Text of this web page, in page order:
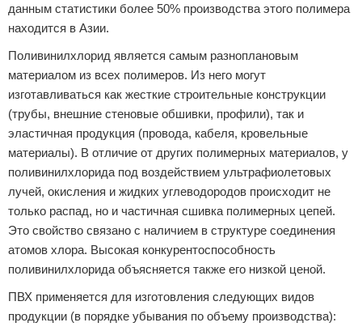
данным статистики более 50% производства этого полимера
находится в Азии.
Поливинилхлорид является самым разноплановым
материалом из всех полимеров. Из него могут
изготавливаться как жесткие строительные конструкции
(трубы, внешние стеновые обшивки, профили), так и
эластичная продукция (провода, кабеля, кровельные
материалы). В отличие от других полимерных материалов, у
поливинилхлорида под воздействием ультрафиолетовых
лучей, окисления и жидких углеводородов происходит не
только распад, но и частичная сшивка полимерных цепей.
Это свойство связано с наличием в структуре соединения
атомов хлора. Высокая конкурентоспособность
поливинилхлорида объясняется также его низкой ценой.
ПВХ применяется для изготовления следующих видов
продукции (в порядке убывания по объему производства):